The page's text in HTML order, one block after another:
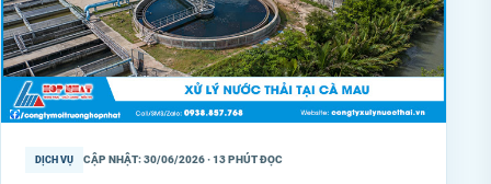
DỊCH VỤ CẬP NHẬT: 30/06/2026 · 13 PHÚT ĐỌC